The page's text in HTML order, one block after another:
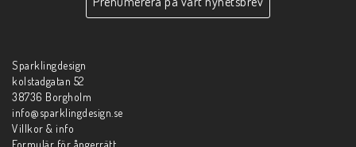
Sparklingdesign
kolstadgatan 52
38736 Borgholm
info@sparklingdesign.se
Villkor & info
Formulär för ångerrätt